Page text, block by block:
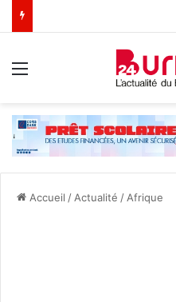
Accueil / Actualité / Afrique